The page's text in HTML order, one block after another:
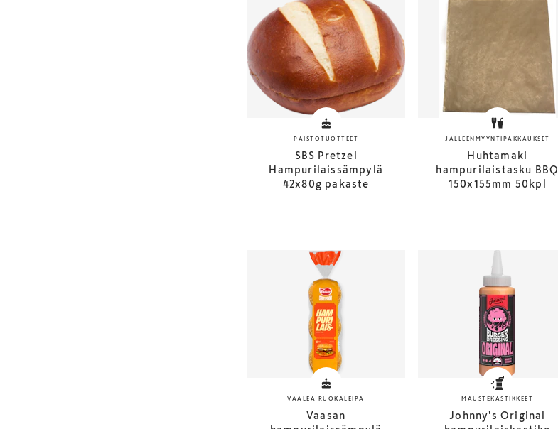
PAISTOTUOTTEET
SBS Pretzel
Hampurilaissämpylä
42x80g pakaste
JÄLLEENMYYNTIPAKKAUKSET
Huhtamaki
hampurilaistasku BBQ
150x155mm 50kpl
VAALEA RUOKALEIPÄ
Vaasan
MAUSTEKASTIKKEET
Johnny's Original